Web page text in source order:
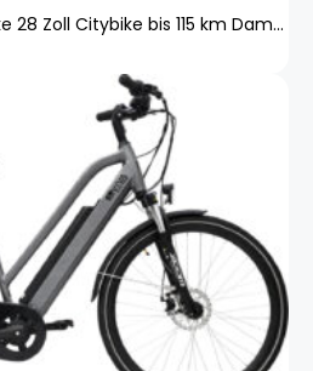
Agon Aurora 28 Zoll E-Bike 28 Zoll Citybike bis 115 km Damen Herren 150 - 175 cm Pedelec Elektrofahrrad 3 Gang und Beleuchtung StVZO